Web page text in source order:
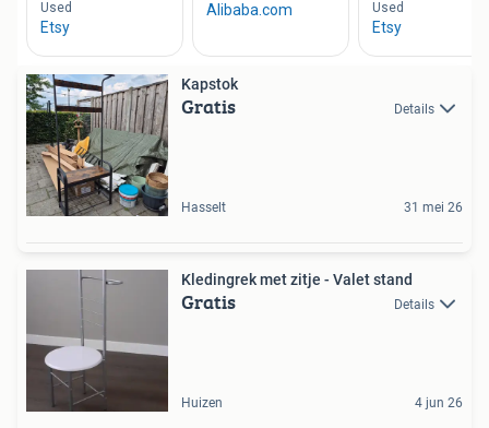
Kapstok
Gratis Details
Hasselt 31 mei 26
Kledingrek met zitje - Valet stand
Gratis Details
Huizen 4 jun 26